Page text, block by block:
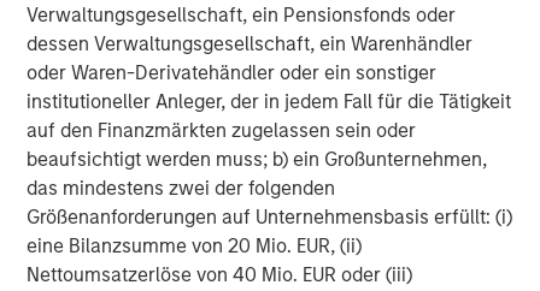
Verwaltungsgesellschaft, ein Pensionsfonds oder
dessen Verwaltungsgesellschaft, ein Warenhändler
oder Waren-Derivatehändler oder ein sonstiger
institutioneller Anleger, der in jedem Fall für die Tätigkeit
auf den Finanzmärkten zugelassen sein oder
beaufsichtigt werden muss; b) ein Großunternehmen,
das mindestens zwei der folgenden
Größenanforderungen auf Unternehmensbasis erfüllt: (i)
eine Bilanzsumme von 20 Mio. EUR, (ii)
Nettoumsatzerlöse von 40 Mio. EUR oder (iii)
discovery platform, delivering the earliest warnings on
high impact events and critical information far in
advance of other sources. Recognized as one of the
world's leading AI businesses, Dataminr enables faster
response, more effective risk mitigation, and stronger
crisis management for public and private sector
organizations spanning global corporations, first
responders, NGOs, and newsrooms. Dataminr is one
of New York's top private technology companies, with
650 employees across seven global offices.